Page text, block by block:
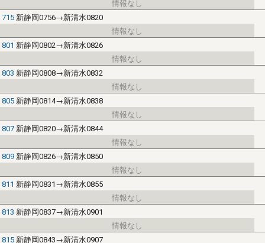
715 新静岡0756→新清水0820
801 新静岡0802→新清水0826
803 新静岡0808→新清水0832
805 新静岡0814→新清水0838
807 新静岡0820→新清水0844
809 新静岡0826→新清水0850
811 新静岡0831→新清水0855
813 新静岡0837→新清水0901
815 新静岡0843→新清水0907